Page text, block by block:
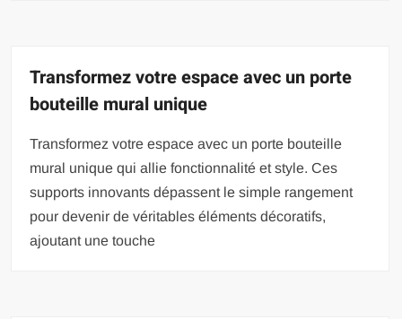
Transformez votre espace avec un porte
bouteille mural unique
Transformez votre espace avec un porte bouteille
mural unique qui allie fonctionnalité et style. Ces
supports innovants dépassent le simple rangement
pour devenir de véritables éléments décoratifs,
ajoutant une touche